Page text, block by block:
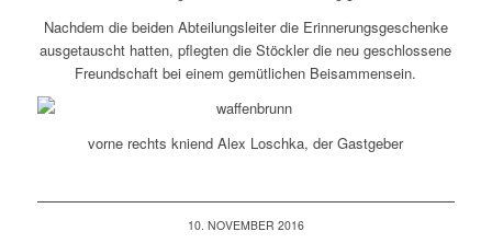
Nachdem die beiden Abteilungsleiter die Erinnerungsgeschenke
ausgetauscht hatten, pflegten die Stöckler die neu geschlossene
Freundschaft bei einem gemütlichen Beisammensein.
vorne rechts kniend Alex Loschka, der Gastgeber
10. NOVEMBER 2016